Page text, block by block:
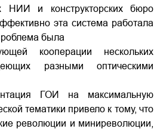
НИИ и конструкторских бюро
эта система работала
была
кооперации нескольких
разными оптическими
ГОИ на максимальную
тематики привело к тому, что
революции и миниреволюции,